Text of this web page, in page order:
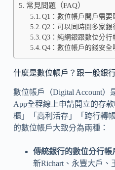
常見問題（FAQ）
Q1：數位帳戶開戶需要
Q2：可以同時開多家銀
Q3：純網銀跟數位分行
Q4：數位帳戶的錢安全
什麼是數位帳戶？跟一般銀
數位帳戶（Digital Account
App全程線上申請開立的存
櫃」「高利活存」「跨行轉
的數位帳戶大致分為兩種：
傳統銀行的數位分行帳
新Richart、永豐大戶